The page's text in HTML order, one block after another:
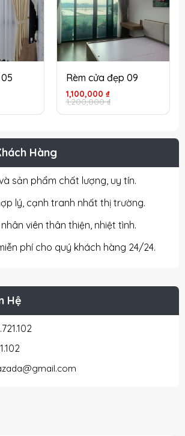
Hàng
sản phẩm chất lượng, uy tín.
lý, cạnh tranh nhất thị trường.
viên thân thiện, nhiệt tình.
phí cho quý khách hàng 24/24.
Hệ
Rèm cửa đẹp 09
1,200,000₫
Giá
gốc
là:
1,200,000 ₫.
1,100,000 ₫
Giá
hiện
tại
là: